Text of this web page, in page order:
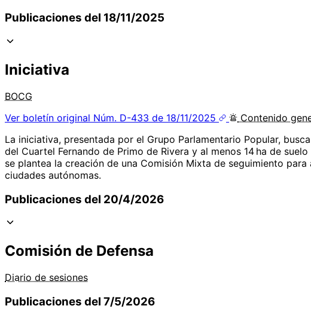
Publicaciones del 18/11/2025
Iniciativa
BOCG
Ver boletín original Núm. D-433 de 18/11/2025 Contenido
La iniciativa, presentada por el Grupo Parlamentario Popular,
del Cuartel Fernando de Primo de Rivera y al menos 14 ha de
se plantea la creación de una Comisión Mixta de seguimiento
ciudades autónomas.
Publicaciones del 20/4/2026
Comisión de Defensa
Diario de sesiones
Publicaciones del 7/5/2026